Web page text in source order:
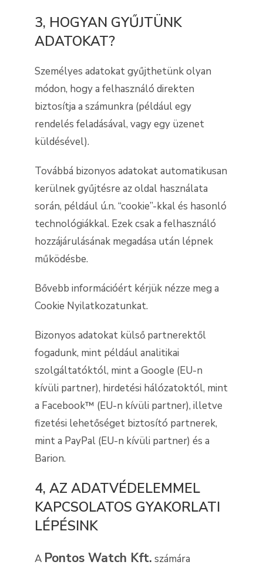
3, HOGYAN GYŰJTÜNK
ADATOKAT?
Személyes adatokat gyűjthetünk olyan
módon, hogy a felhasználó direkten
biztosítja a számunkra (például egy
rendelés feladásával, vagy egy üzenet
küldésével).
Továbbá bizonyos adatokat automatikusan
kerülnek gyűjtésre az oldal használata
során, például ú.n. “cookie”-kkal és hasonló
technológiákkal. Ezek csak a felhasználó
hozzájárulásának megadása után lépnek
működésbe.
Bővebb információért kérjük nézze meg a
Cookie Nyilatkozatunkat.
Bizonyos adatokat külső partnerektől
fogadunk, mint például analitikai
szolgáltatóktól, mint a Google (EU-n
kívüli partner), hirdetési hálózatoktól, mint
a Facebook™ (EU-n kívüli partner), illetve
fizetési lehetőséget biztosító partnerek,
mint a PayPal (EU-n kívüli partner) és a
Barion.
4, AZ ADATVÉDELEMMEL
KAPCSOLATOS GYAKORLATI
LÉPÉSINK
A Pontos Watch Kft. számára